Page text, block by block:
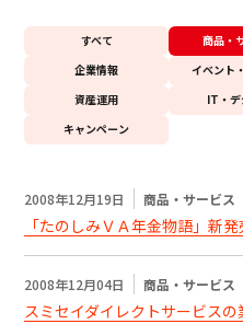
スミセイ法人クラブ
すべて 商品・
企業情報
イベント
資産運用
IT・デ
キャンペーン
2008年12月19日 商品・サービス
「たのしみＶＡ年金物語」新発
2008年12月04日 商品・サービス
スミセイダイレクトサービス